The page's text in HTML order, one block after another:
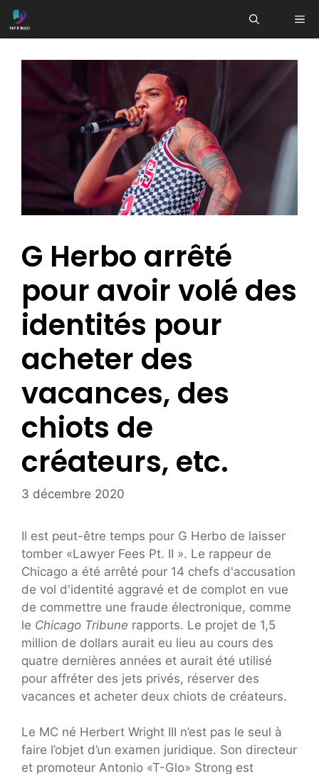
Aller
au
G Herbo arrêté
pour avoir volé des
identités pour
acheter des
vacances, des
chiots de
créateurs, etc.
3 décembre 2020
Il est peut-être temps pour G Herbo de laisser
tomber «Lawyer Fees Pt. II ». Le rappeur de
Chicago a été arrêté pour 14 chefs d'accusation
de vol d'identité aggravé et de complot en vue
de commettre une fraude électronique, comme
le Chicago Tribune rapports. Le projet de 1,5
million de dollars aurait eu lieu au cours des
quatre dernières années et aurait été utilisé
pour affréter des jets privés, réserver des
vacances et acheter deux chiots de créateurs.
Le MC né Herbert Wright III n’est pas le seul à
faire l’objet d’un examen juridique. Son directeur
et promoteur Antonio «T-Glo» Strong est